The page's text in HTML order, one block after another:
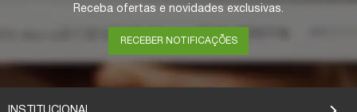
Receba ofertas e novidades exclusivas.
RECEBER NOTIFICAÇÕES